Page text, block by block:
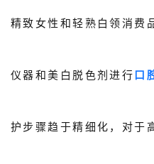
精致女性和轻熟白领消费
仪器和美白脱色剂进行 口
护步骤趋于精细化，对于